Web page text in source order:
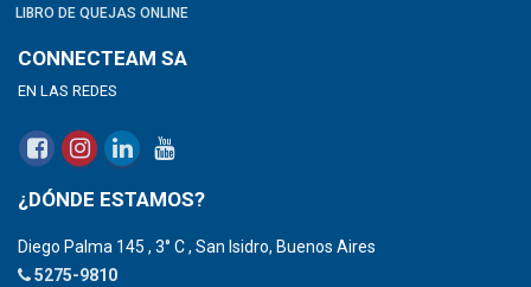
LIBRO DE QUEJAS ONLINE
CONNECTEAM SA
EN LAS REDES
¿DÓNDE ESTAMOS?
Diego Palma 145 , 3° C , San Isidro, Buenos Aires
5275-9810